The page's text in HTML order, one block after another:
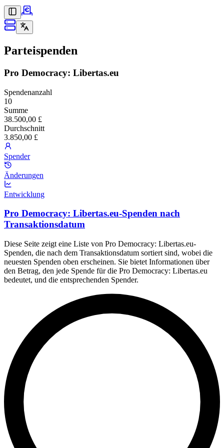
Parteispenden
Pro Democracy: Libertas.eu
Spendenanzahl
10
Summe
38.500,00 £
Durchschnitt
3.850,00 £
Spender
Änderungen
Entwicklung
Pro Democracy: Libertas.eu-Spenden nach
Transaktionsdatum
Diese Seite zeigt eine Liste von Pro Democracy: Libertas.eu-
Spenden, die nach dem Transaktionsdatum sortiert sind, wobei die
neuesten Spenden oben erscheinen. Sie bietet Informationen über
den Betrag, den jede Spende für die Pro Democracy: Libertas.eu
bedeutet, und die entsprechenden Spender.